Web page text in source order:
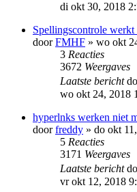
di okt 30, 2018
Spellingscontrole werkt
doorFMHF » wo okt
3 Reacties
3672 Weergaves
Laatste bericht
wo okt 24, 2018
hyperlnks werken niet
doorfreddy » do okt
5 Reacties
3171 Weergaves
Laatste bericht
vr okt 12, 2018